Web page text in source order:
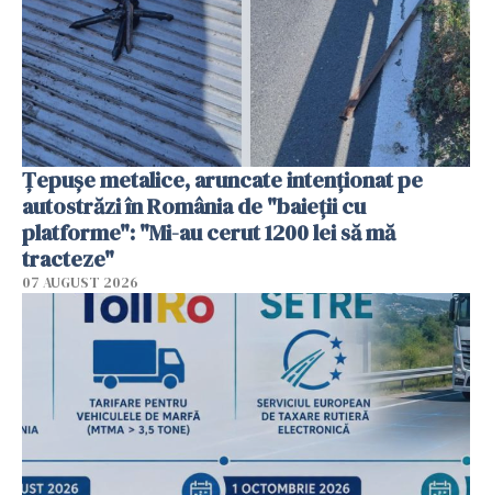
Țepușe metalice, aruncate intenționat pe
autostrăzi în România de "baieții cu
platforme": "Mi-au cerut 1200 lei să mă
tracteze"
07 AUGUST 2026